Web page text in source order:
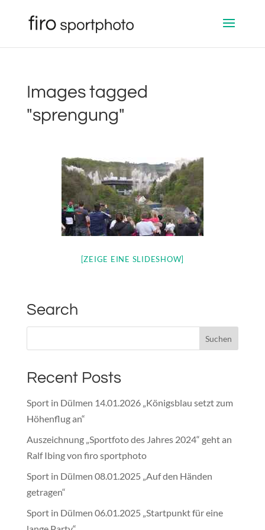
Images tagged
"sprengung"
[ZEIGE EINE SLIDESHOW]
Search
Recent Posts
Sport in Dülmen 14.01.2026 „Königsblau setzt zum
Höhenflug an“
Auszeichnung „Sportfoto des Jahres 2024“ geht an
Ralf Ibing von firo sportphoto
Sport in Dülmen 08.01.2025 „Auf den Händen
getragen“
Sport in Dülmen 06.01.2025 „Startpunkt für eine